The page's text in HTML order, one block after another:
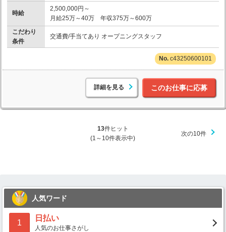
時給
2,500,000円～
月給25万～40万 年収375万～600万
こだわり
条件
交通費/手当てあり オープニングスタッフ
c43250600101
詳細を見る このお仕事に応募
13件ヒット
(1～10件表示中)
次の10件
人気ワード
1
日払い
人気のお仕事さがし